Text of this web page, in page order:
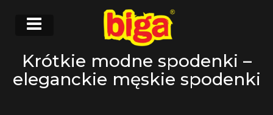
Krótkie modne spodenki –
eleganckie męskie spodenki